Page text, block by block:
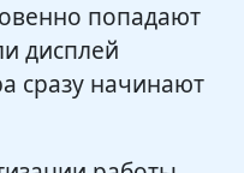
попадают
дисплей
сразу начинают